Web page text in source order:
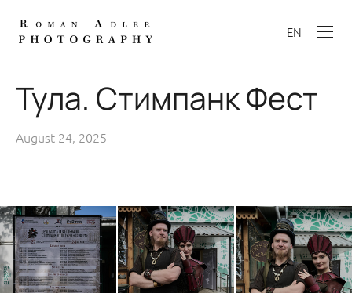
EN
Тула. Стимпанк Фест
August 24, 2025